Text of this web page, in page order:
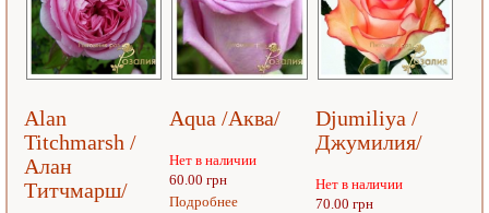
Alan
Titchmarsh /
Алан
Титчмарш/
Aqua /Аква/
Нет в наличии
60.00 грн
Подробнее
Djumiliya /
Джумилия/
Нет в наличии
70.00 грн